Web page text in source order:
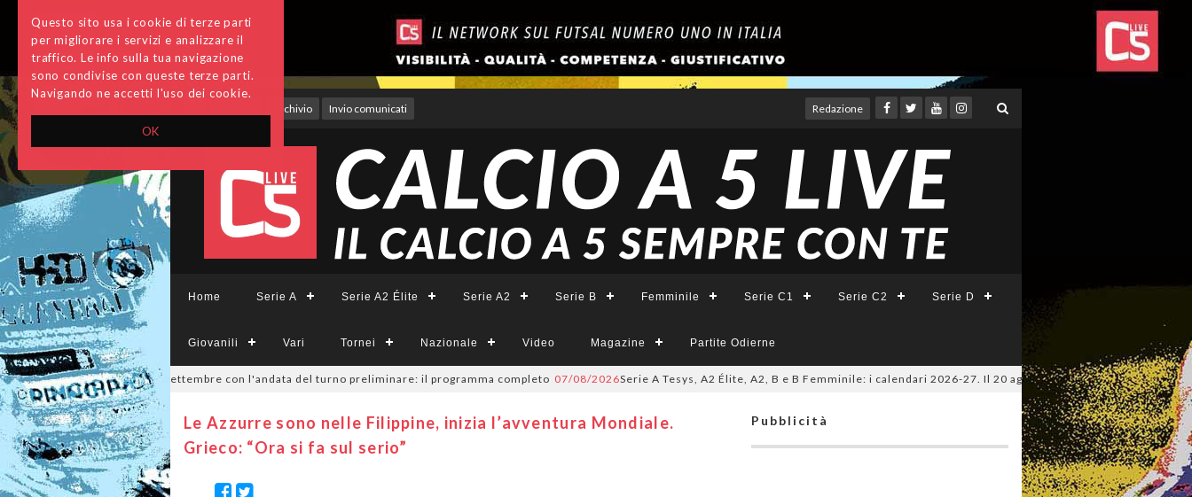
OK
Questo sito usa i cookie di terze parti
per migliorare i servizi e analizzare il
traffico. Le info sulla tua navigazione
sono condivise con queste terze parti.
Navigando ne accetti l'uso dei cookie.
Archivio Invio comunicati Redazione
Home Serie A Serie A2 Élite Serie A2 Serie B Femminile Serie C1 Serie C2 Serie D
Giovanili Vari Tornei Nazionale Video Magazine Partite Odierne
si parte il 19 settembre con l'andata del turno preliminare: il programma completo 07/08/2026Serie A Tesys, A2 Élite, A2, B e B Femminile: i calendari 2026-27. Il 20 agosto la presentazione della Serie A
Le Azzurre sono nelle Filippine, inizia l’avventura Mondiale.
Grieco: “Ora si fa sul serio”
Pubblicità